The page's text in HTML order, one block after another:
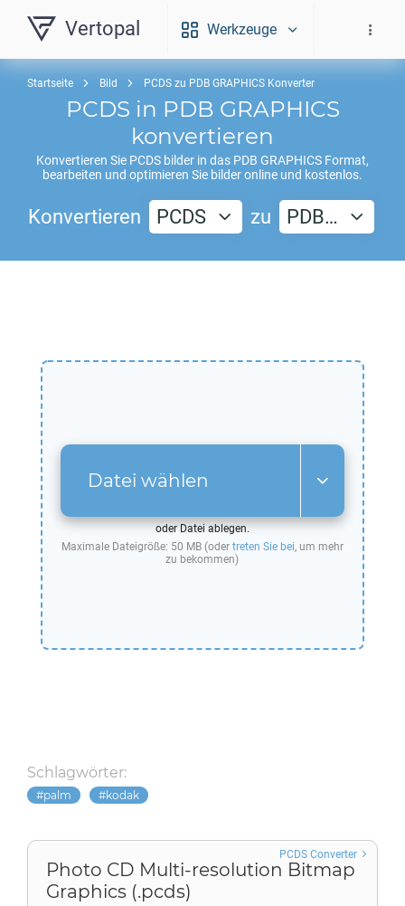
Vertopal Werkzeuge
Startseite Bild PCDS zu PDB GRAPHICS Konverter
PCDS in PDB GRAPHICS
konvertieren
Konvertieren Sie PCDS bilder in das PDB GRAPHICS Format,
bearbeiten und optimieren Sie bilder online und kostenlos.
Konvertieren PCDS zu PDB…
Datei wählen
oder Datei ablegen.
Maximale Dateigröße: 50 MB (oder treten Sie bei, um mehr
zu bekommen)
Schlagwörter:
palm kodak
Photo CD Multi-resolution Bitmap
Graphics (.pcds)
PCDS Converter